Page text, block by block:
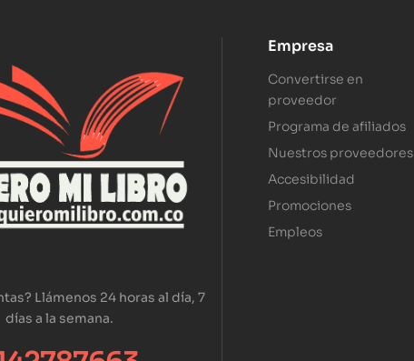
Llámenos 24 horas al día, 7
días a la semana.
Empresa
Convertirse en
proveedor
Programa de afiliados
Nuestros proveedores
Accesibilidad
Promociones
Empleos